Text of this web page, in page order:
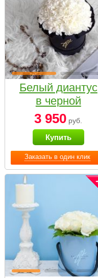
Заказать в один клик
Белый диантус
в черной
коробке Small
3 950 руб.
Купить